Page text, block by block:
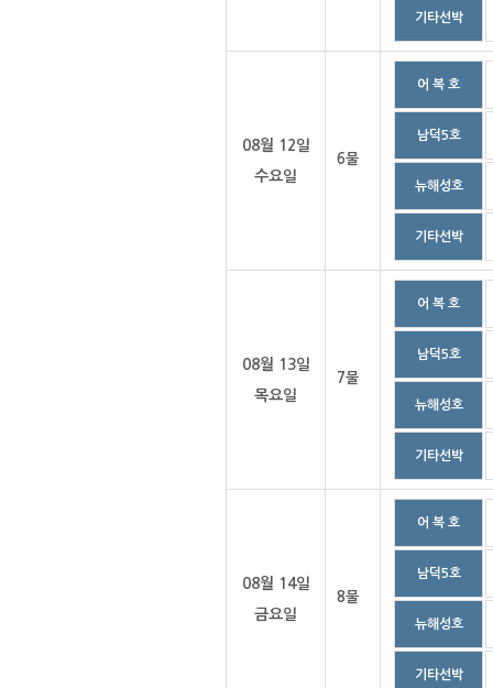
기타선박
08월 12일
수요일
6물
어 복 호
남덕5호
뉴해성호
기타선박
08월 13일
목요일
7물
어 복 호
남덕5호
뉴해성호
기타선박
08월 14일
금요일
8물
어 복 호
남덕5호
뉴해성호
기타선박